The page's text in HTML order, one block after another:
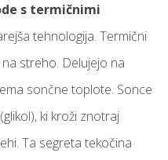
s termičnimi
tehnologija. Termični
streho. Delujejo na
sončne toplote. Sonce
ki kroži znotraj
Ta segreta tekočina